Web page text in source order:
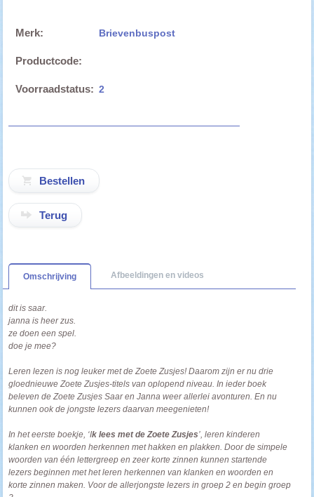
Merk: Brievenbuspost
Productcode:
Voorraadstatus: 2
Terug
Omschrijving Afbeeldingen en videos
dit is saar.
janna is heer zus.
ze doen een spel.
doe je mee?
Leren lezen is nog leuker met de Zoete Zusjes! Daarom zijn er nu drie
gloednieuwe Zoete Zusjes-titels van oplopend niveau. In ieder boek
beleven de Zoete Zusjes Saar en Janna weer allerlei avonturen. En nu
kunnen ook de jongste lezers daarvan meegenieten!
In het eerste boekje, ‘Ik lees met de Zoete Zusjes’, leren kinderen
klanken en woorden herkennen met hakken en plakken. Door de simpele
woorden van één lettergreep en zeer korte zinnen kunnen startende
lezers beginnen met het leren herkennen van klanken en woorden en
korte zinnen maken. Voor de allerjongste lezers in groep 2 en begin groep